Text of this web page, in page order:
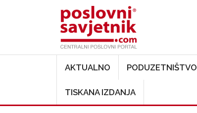
AKTUALNO PODUZETNIŠTVO
TISKANA IZDANJA